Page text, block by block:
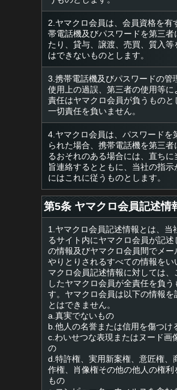
2.ヤマクロ会員は、会員資格を有
帯電話機及びパスワードを第三者
たり、貸与、譲渡、売買、質入等
はできないものとします。
3.携帯電話機及びパスワードの管
使用上の過誤、第三者の使用等に
責任はヤマクロ会員が負うものと
一切責任を負いません。
4.ヤマクロ会員は、パスワードを
られた場合、携帯電話機を第三者
るおそれのある場合には、直ちに
旨連絡するとともに、当社の指示
にはこれに従うものとします。
第5条 ヤマクロ会員記述情
1.ヤマクロ会員記述情報とは、当
るサイト内にヤマクロ会員が記述
の情報及びヤマクロ会員間でメー
やりとりされるすべての情報をい
マクロ会員記述情報に対しては、
したヤマクロ会員が全責任を負う
す。ヤマクロ会員は以下の情報を
とはできません。
a.真実でないもの
b.他人の名誉または信用を傷つけ
c.わいせつな表現またはヌード画
の
d.特許権、実用新案権、意匠権、
作権、肖像権その他の他人の権利
もの